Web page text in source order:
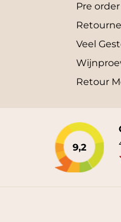
Pre
Veel
Retour
9,2